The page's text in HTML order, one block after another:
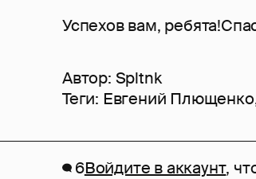
Успехов вам,
Автор: Spltnk
Теги: Евгений Плющенко
6Войдите в аккаунт,